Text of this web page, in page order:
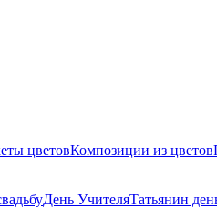
цветовКомпозиции из цветов
День УчителяТатьянин